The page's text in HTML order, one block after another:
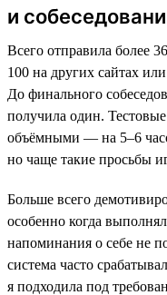
и
Всего отправила более
100 на других сайтах
До финального
получила один.
объёмными — на 5–6
но чаще такие просьбы
Больше всего
особенно когда
напоминания о себе не
система часто
я подходила под